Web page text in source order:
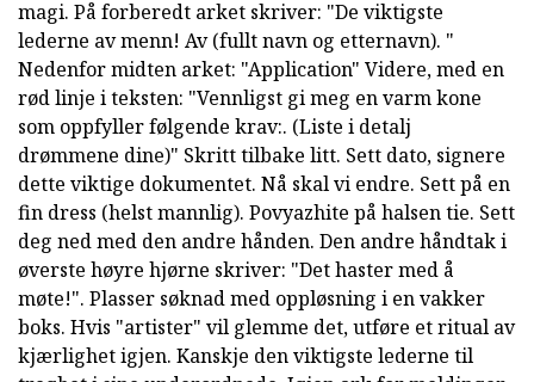
magi. På forberedt arket skriver: "De viktigste
lederne av menn! Av (fullt navn og etternavn). "
Nedenfor midten arket: "Application" Videre, med en
rød linje i teksten: "Vennligst gi meg en varm kone
som oppfyller følgende krav:. (Liste i detalj
drømmene dine)" Skritt tilbake litt. Sett dato, signere
dette viktige dokumentet. Nå skal vi endre. Sett på en
fin dress (helst mannlig). Povyazhite på halsen tie. Sett
deg ned med den andre hånden. Den andre håndtak i
øverste høyre hjørne skriver: "Det haster med å
møte!". Plasser søknad med oppløsning i en vakker
boks. Hvis "artister" vil glemme det, utføre et ritual av
kjærlighet igjen. Kanskje den viktigste lederne til